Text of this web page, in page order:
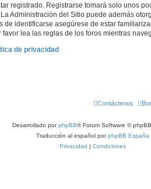
registrado. Registrarse tomará solo unos
Administración del Sitio puede además
de identificarse asegúrese de estar
lea las reglas de los foros mientras
de privacidad
Contáctenos
Desarrollado porphpBB® Forum Software ©
Traducción al español porphpBB España
Privacidad | Condiciones